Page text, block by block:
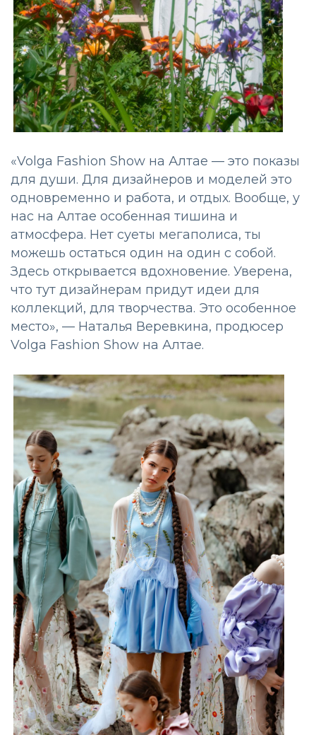
«Volga Fashion Show на Алтае — это показы
для души. Для дизайнеров и моделей это
одновременно и работа, и отдых. Вообще, у
нас на Алтае особенная тишина и
атмосфера. Нет суеты мегаполиса, ты
можешь остаться один на один с собой.
Здесь открывается вдохновение. Уверена,
что тут дизайнерам придут идеи для
коллекций, для творчества. Это особенное
место», — Наталья Веревкина, продюсер
Volga Fashion Show на Алтае.